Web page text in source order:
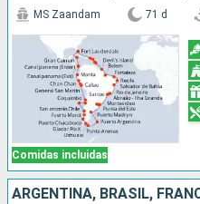
Comidas incluidas
MS Zaandam 71 d